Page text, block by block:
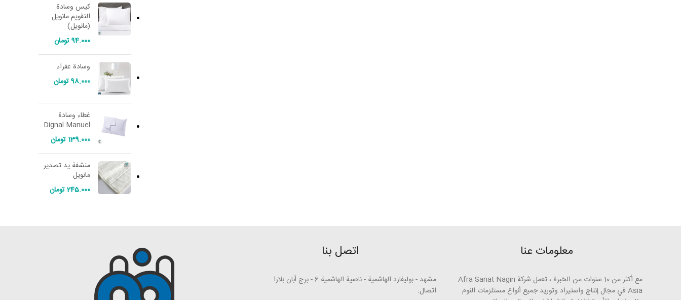
كيس وسادة
التقويم مانويل
(مانويل)
94.000تومان
وسادة عفراء
98.000تومان
غطاء وسادة
Dignal Manuel
139.000 تومان
منشفة يد تصدير
مانويل
245.000تومان
اتصل بنا
مشهد - بوليفارد الهاشمية - ناصية الهاشمية 6 - برج أبان بلازا
اتصال:
معلومات عنا
مع أكثر من 10 سنوات من الخبرة ، تعمل شركة Afra Sanat Nagin
Asia في مجال إنتاج واستيراد وتوريد جميع أنواع مستلزمات النوم